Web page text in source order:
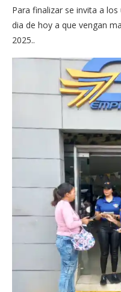
Para finalizar se invita a
dia de hoy a que vengan
2025..